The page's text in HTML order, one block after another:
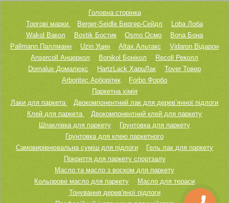
Головна сторінка
Торгові марки
Berger-Seidle Бергер-Сейдл
Loba Лоба
Wakol Вакол
Bostik Бостик Osmo Осмо
Bona Бона
Pallmann Паллманн
Uzin Уцин Altax Альтакс
Vidaron Відарон
Ansercoll Анцеркол
Bonikol Бонікол
Recoll Реколл
Domalux Домалюкс
HartzLack ХарцЛак
Tover Товер
Arboritec Арборітек
Forbo Форбо
Паркетна хімія
Лаки для паркета
Двокомпонентний лак для дерев’янної підлоги
Клей для паркета
Двокомпонентний клей для паркету
Шпаклівка для паркету
Грунтовка для паркету
Грунтовка для клею паркетного
Самовирівнювальна суміш для підлоги
Гель лак для паркету
Покриття для паркету спортзалу
Масло та масло з воском для паркету
Кольорове масло для паркету
Масло для тераси
Тонування дерев'яної підлоги